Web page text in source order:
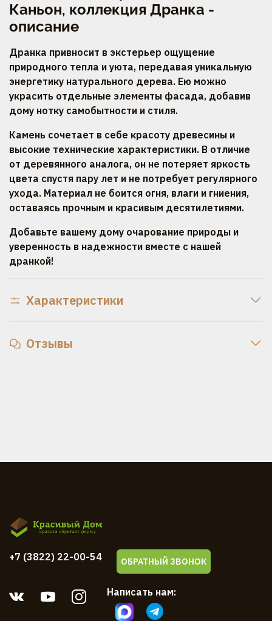
Каньон, коллекция Дранка -
описание
Дранка привносит в экстерьер ощущение
природного тепла и уюта, передавая уникальную
энергетику натурального дерева. Ею можно
украсить отдельные элементы фасада, добавив
дому нотку самобытности и стиля.
Камень сочетает в себе красоту древесины и
высокие технические характеристики. В отличие
от деревянного аналога, он не потеряет яркость
цвета спустя пару лет и не потребует регулярного
ухода. Материал не боится огня, влаги и гниения,
оставаясь прочным и красивым десятилетиями.
Добавьте вашему дому очарование природы и
уверенность в надежности вместе с нашей
дранкой!
Характеристики
Отзывы
Написать нам:
+7 (3822) 22-00-54 ОБРАТНЫЙ ЗВОНОК